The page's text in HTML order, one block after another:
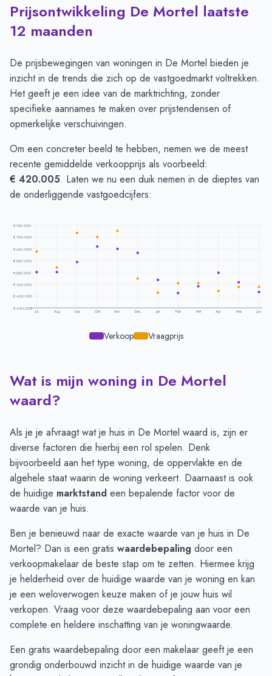
Huizenprijzen in De Mortel per m2 -Afgelopen 3 maanden
Type
Vraagprijs in euro's
Verkoopprijs in euro's
€ 3.750
Prijsontwikkeling De Mortel laatste
12 maanden
De prijsbewegingen van woningen in De Mortel bieden je
inzicht in de trends die zich op de vastgoedmarkt voltrekken.
Het geeft je een idee van de marktrichting, zonder
specifieke aannames te maken over prijstendensen of
opmerkelijke verschuivingen.
Om een concreter beeld te hebben, nemen we de meest
recente gemiddelde verkoopprijs als voorbeeld:
€ 420.005. Laten we nu een duik nemen in de dieptes van
de onderliggende vastgoedcijfers:
€ 760.000
€ 700.000
€ 640.000
€ 580.000
€ 520.000
€ 460.000
€ 400.000
€ 340.000
Jul Aug Sep Okt Nov Dec Jan Feb Mrt Apr Mei Jun
Verkoop Vraagprijs
Prijsontwikkeling per maand -De Mortel
Maand
Vraagprijs
Verkoopprijs
Juli
Augustus
€ 521.666
September € 720.666 € 573.700
Oktober
€ 700.428
€ 651.750
November
€ 730.500
€ 640.833
December
€ 489.000
€ 619.000
Januari
€ 417.000
€ 483.000
Maart
€ 466.000 € 449.666
April
€ 425.500 € 519.000
Mei
€ 447.000 € 469.502
Juni
€ 447.000 € 420.005
Wat is mijn woning in De Mortel
waard?
Als je je afvraagt wat je huis in De Mortel waard is, zijn er
diverse factoren die hierbij een rol spelen. Denk
bijvoorbeeld aan het type woning, de oppervlakte en de
algehele staat waarin de woning verkeert. Daarnaast is ook
de huidige marktstand een bepalende factor voor de
waarde van je huis.
Ben je benieuwd naar de exacte waarde van je huis in De
Mortel? Dan is een gratis waardebepaling door een
verkoopmakelaar de beste stap om te zetten. Hiermee krijg
je helderheid over de huidige waarde van je woning en kan
je een weloverwogen keuze maken of je jouw huis wil
verkopen. Vraag voor deze waardebepaling aan voor een
complete en heldere inschatting van je woningwaarde.
Een gratis waardebepaling door een makelaar geeft je een
grondig onderbouwd inzicht in de huidige waarde van je